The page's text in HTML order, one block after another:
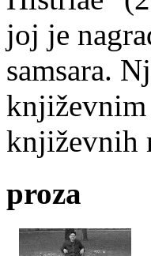
joj je
samsara.
književnim
književnih
proza